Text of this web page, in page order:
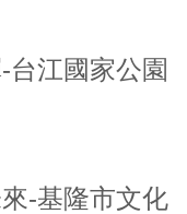
台江國家公園
-基隆市文化